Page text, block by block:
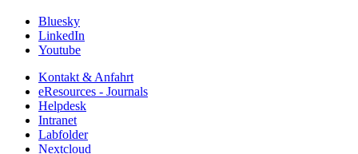
Bluesky
LinkedIn
Youtube
Kontakt & Anfahrt
eResources - Journals
Helpdesk
Intranet
Labfolder
Nextcloud